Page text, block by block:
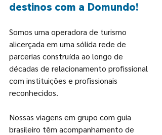
destinos com a Domundo!
Somos uma operadora de turismo
alicerçada em uma sólida rede de
parcerias construída ao longo de
décadas de relacionamento profissional
com instituições e profissionais
reconhecidos.
Nossas viagens em grupo com guia
brasileiro têm acompanhamento de